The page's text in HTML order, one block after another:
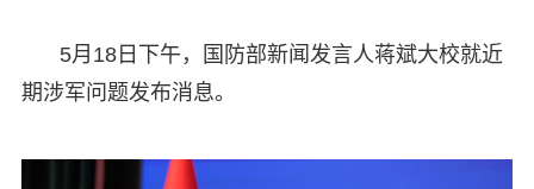
5月18日下午，国防部新闻发言人蒋斌大校就近
期涉军问题发布消息。